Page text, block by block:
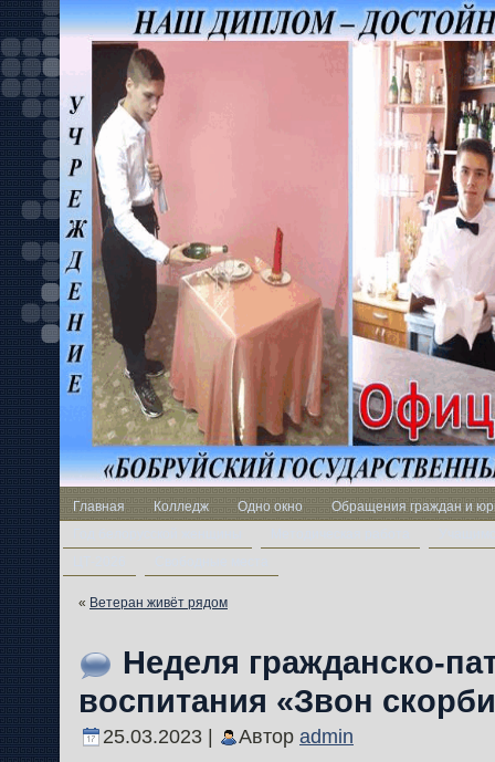
Главная Колледж Одно окно
Обращения граждан и
« Ветеран живёт рядом
Неделя гражданско-
воспитания «Звон
25.03.2023 | Автор admin